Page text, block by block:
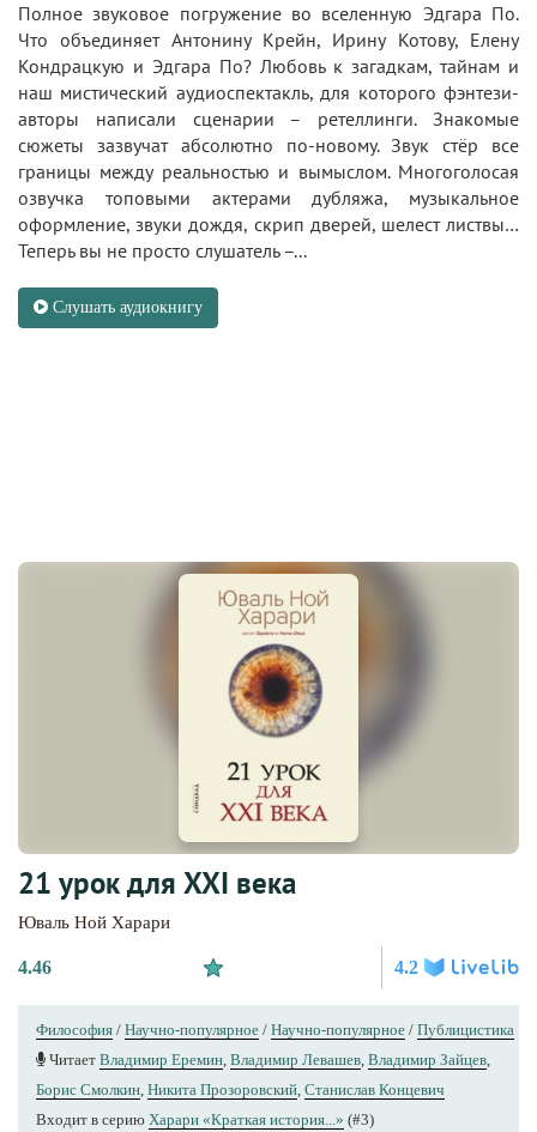
Полное звуковое погружение во вселенную Эдгара По.
Что объединяет Антонину Крейн, Ирину Котову, Елену
Кондрацкую и Эдгара По? Любовь к загадкам, тайнам и
наш мистический аудиоспектакль, для которого фэнтези-
авторы написали сценарии – ретеллинги. Знакомые
сюжеты зазвучат абсолютно по-новому. Звук стёр все
границы между реальностью и вымыслом. Многоголосая
озвучка топовыми актерами дубляжа, музыкальное
оформление, звуки дождя, скрип дверей, шелест листвы…
Теперь вы не просто слушатель –...
Слушать аудиокнигу
21 урок для XXI века
Юваль Ной Харари
4.46 4.2
Философия / Научно-популярное / Научно-популярное / Публицистика
Читает Владимир Еремин, Владимир Левашев, Владимир Зайцев,
Борис Смолкин, Никита Прозоровский, Станислав Концевич
Входит в серию Харари «Краткая история...» (#3)